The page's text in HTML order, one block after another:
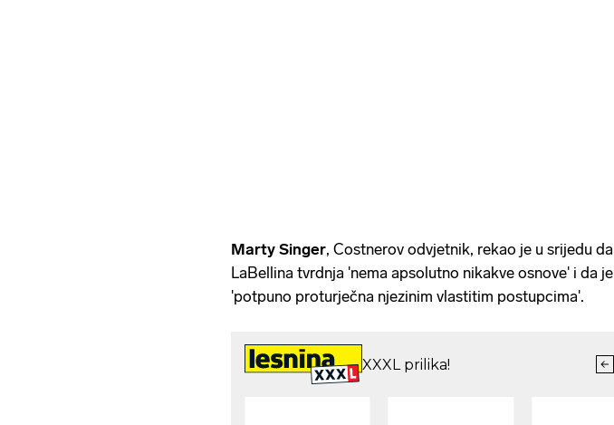
Marty Singer, Costnerov odvjetnik, rekao je u srijedu da
LaBellina tvrdnja 'nema apsolutno nikakve osnove' i da je
'potpuno proturječna njezinim vlastitim postupcima'.